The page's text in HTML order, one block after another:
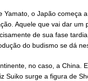
Yamato, o Japão começa
Aquele que vai dar um
de sua fase
do budismo se dá
no caso, a China.
Suiko surge a figura de